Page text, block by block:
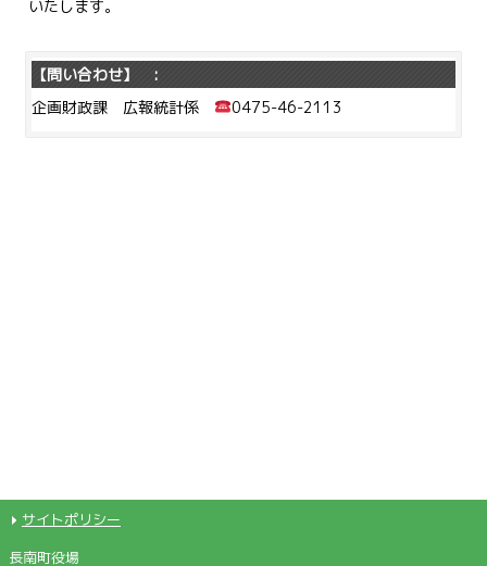
いたします。
【問い合わせ】 :
企画財政課 広報統計係
0475-46-2113
サイトポリシー
長南町役場